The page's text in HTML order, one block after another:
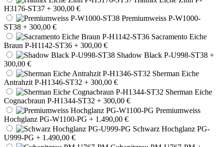
H3176-ST37 + 300,00 €
Premiumweiss P-W1000-
ST38 + 300,00 €
Sacramento Eiche
Braun P-H1142-ST36 + 300,00 €
Shadow Black P-U998-ST38 +
300,00 €
Sherman Eiche
Antrahzit P-H1346-ST32 + 300,00 €
Sherman Eiche
Cognacbraun P-H1344-ST32 + 300,00 €
Premiumweiss
Hochglanz PG-W1100-PG + 1.490,00 €
Schwarz Hochglanz PG-
U999-PG + 1.490,00 €